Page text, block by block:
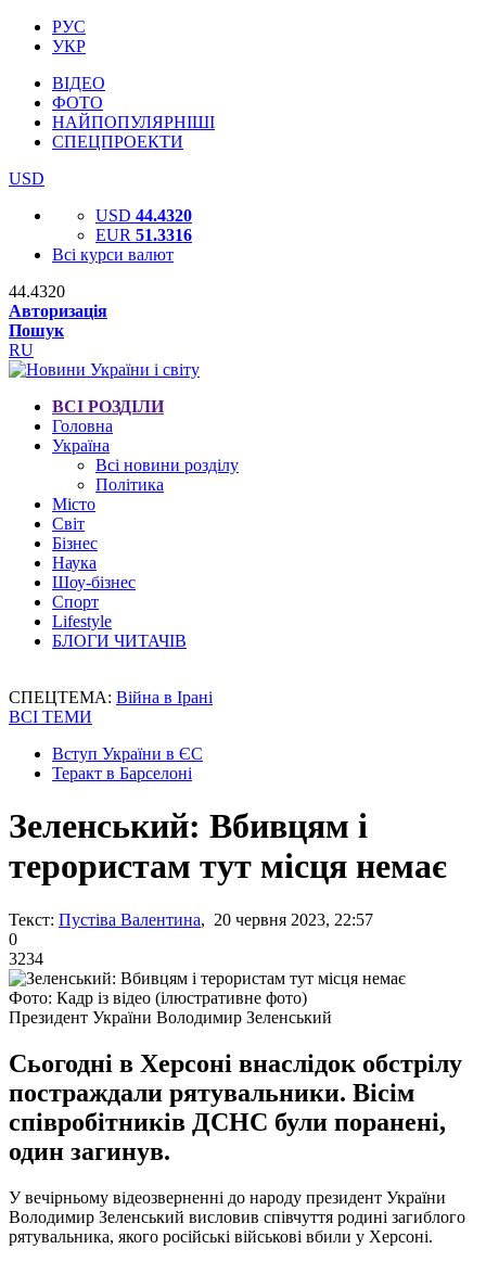
РУС
УКР
ВІДЕО
ФОТО
НАЙПОПУЛЯРНІШІ
СПЕЦПРОЕКТИ
USD
USD 44.4320
EUR 51.3316
Всі курси валют
44.4320
Авторизація
Пошук
RU
ВСІ РОЗДІЛИ
Головна
Україна
Всі новини розділу
Політика
Місто
Світ
Бізнес
Наука
Шоу-бізнес
Спорт
Lifestyle
БЛОГИ ЧИТАЧІВ
СПЕЦТЕМА: Війна в Ірані
ВСІ ТЕМИ
Вступ України в ЄС
Теракт в Барселоні
Зеленський: Вбивцям і
терористам тут місця немає
Текст: Пустіва Валентина, 20 червня 2023, 22:57
0
3234
Фото: Кадр із відео (ілюстративне фото)
Президент України Володимир Зеленський
Сьогодні в Херсоні внаслідок обстрілу
постраждали рятувальники. Вісім
співробітників ДСНС були поранені,
один загинув.
У вечірньому відеозверненні до народу президент України
Володимир Зеленський висловив співчуття родині загиблого
рятувальника, якого російські військові вбили у Херсоні.